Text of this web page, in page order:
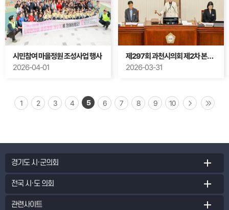
시민참여 마을정원 조성사업 행사
2026-04-01
제297회 과천시의회 제2차 본회의
2026-03-31
1 2 3 4 5 6 7 8 9 10
경기도 시·군의회
전국 시·도 의회
관련사이트